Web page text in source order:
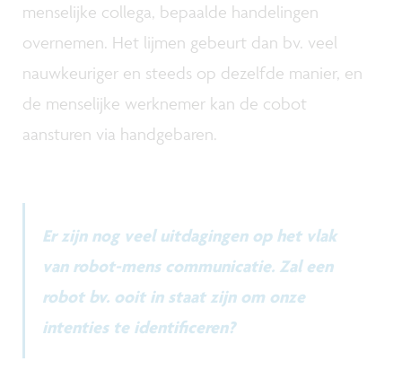
menselijke collega, bepaalde handelingen
overnemen. Het lijmen gebeurt dan bv. veel
nauwkeuriger en steeds op dezelfde manier, en
de menselijke werknemer kan de cobot
aansturen via handgebaren.
Er zijn nog veel uitdagingen op het vlak
van robot-mens communicatie. Zal een
robot bv. ooit in staat zijn om onze
intenties te identificeren?